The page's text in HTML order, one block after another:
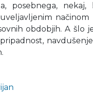
posebnega,
načinom
obdobjih. A šlo